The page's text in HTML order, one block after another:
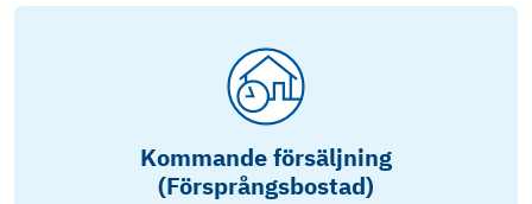
Kommande försäljning
(Försprångsbostad)